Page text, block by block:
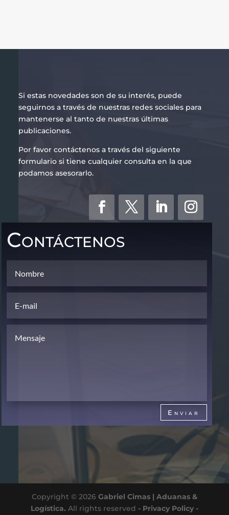
Si estas novedades son de su interés, puede
seguirnos a través de nuestras redes sociales para
mantenerse al tanto de nuestras últimas
publicaciones.
Por favor contáctenos a través del siguiente
formulario si tiene cualquier consulta en la que
podamos asesorarlo.
Contáctenos
Enviar
Copyright © 2026 Gabriel Cimas | Aduanas &
Logística. All rights reserved - Privacy Policy -